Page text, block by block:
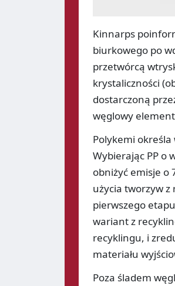
Kinnarps
biurkowego po
przetwórcą
krystaliczności
dostarczoną
węglowy
Polykemi
Wybierając PP o
obniżyć emisje o
użycia tworzyw z
pierwszego
wariant z
recyklingu, i
materiału
Poza śladem